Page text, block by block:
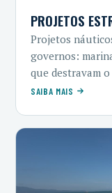
PROJETOS
Projetos
governos:
que destravam
SAIBA MAIS